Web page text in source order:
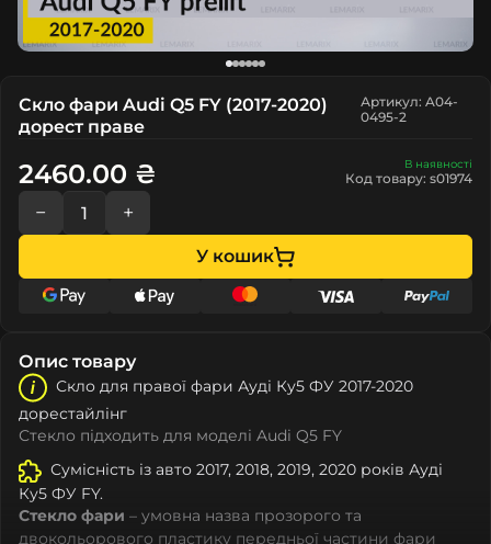
Скло фари Audi Q5 FY (2017-2020)
дорест праве
Артикул: A04-
0495-2
В наявності
Код товару: s01974
2460.00 ₴
− +
У кошик
Опис товару
Скло для правої фари Ауді Ку5 ФУ 2017-2020
дорестайлінг
Стекло підходить для моделі Audi Q5 FY
Сумісність із авто 2017, 2018, 2019, 2020 років Ауді
Ку5 ФУ FY.
Стекло фари – умовна назва прозорого та
двокольорового пластику передньої частини фари